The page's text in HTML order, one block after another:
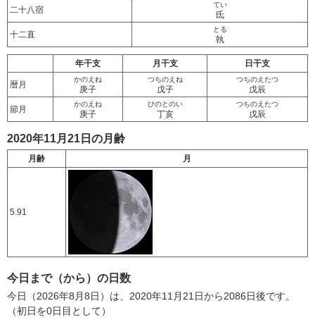
二十八宿
てい
氐
十二直
とる
執
年干支 月干支 日干支
暦月
かのえね
庚子
つちのえね
戊子
つちのえたつ
戊辰
節月
かのえね
庚子
ひのとのい
丁亥
つちのえたつ
戊辰
2020年11月21日の月齢
月齢 月
5.91
今日まで（から）の日数
今日（2026年8月8日）は、2020年11月21日から2086日後です。
（初日を0日目として）